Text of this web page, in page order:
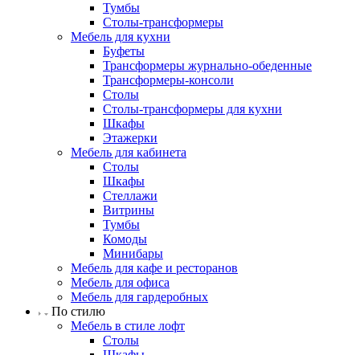
Тумбы
Столы-трансформеры
Мебель для кухни
Буфеты
Трансформеры журнально-обеденные
Трансформеры-консоли
Столы
Столы-трансформеры для кухни
Шкафы
Этажерки
Мебель для кабинета
Столы
Шкафы
Стеллажи
Витрины
Тумбы
Комоды
Минибары
Мебель для кафе и ресторанов
Мебель для офиса
Мебель для гардеробных
По стилю
Мебель в стиле лофт
Столы